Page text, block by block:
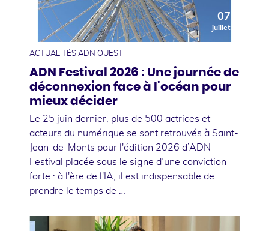
07
juillet
ACTUALITÉS ADN OUEST
ADN Festival 2026 : Une journée de
déconnexion face à l'océan pour
mieux décider
Le 25 juin dernier, plus de 500 actrices et
acteurs du numérique se sont retrouvés à Saint-
Jean-de-Monts pour l'édition 2026 d’ADN
Festival placée sous le signe d’une conviction
forte : à l'ère de l'IA, il est indispensable de
prendre le temps de …